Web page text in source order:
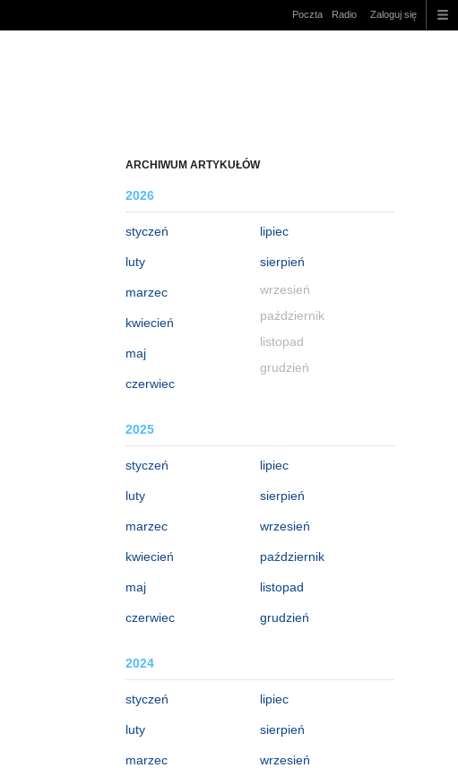
Poczta Radio Zaloguj się
ARCHIWUM ARTYKUŁÓW
2026
styczeń
luty
marzec
kwiecień
maj
czerwiec
lipiec
sierpień
wrzesień
październik
listopad
grudzień
2025
styczeń
luty
marzec
kwiecień
maj
czerwiec
lipiec
sierpień
wrzesień
październik
listopad
grudzień
2024
styczeń
luty
marzec
lipiec
sierpień
wrzesień